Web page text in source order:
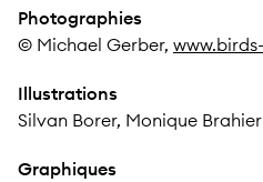
Photographies
© Michael Gerber,
Illustrations
Silvan Borer, Monique Brahier
Graphiques